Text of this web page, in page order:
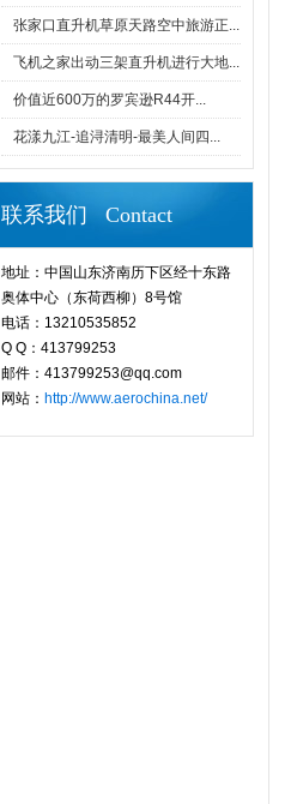
张家口直升机草原天路空中旅游正...
飞机之家出动三架直升机进行大地...
价值近600万的罗宾逊R44开...
花漾九江-追浔清明-最美人间四...
联系我们 Contact
地址：中国山东济南历下区经十东路
奥体中心（东荷西柳）8号馆
电话：13210535852
Q Q：413799253
邮件：413799253@qq.com
网站： http://www.aerochina.net/